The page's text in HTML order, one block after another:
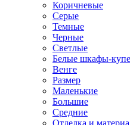
Коричневые
Серые
Темные
Черные
Светлые
Белые шкафы-купе
Венге
Размер
Маленькие
Большие
Средние
Отделка и